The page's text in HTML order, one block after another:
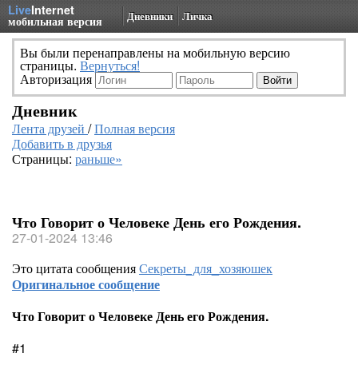
LiveInternet
мобильная версия Дневники Личка
Вы были перенаправлены на мобильную версию
страницы. Вернуться!
Авторизация
Дневник
Лента друзей /Полная версия
Добавить в друзья
Страницы: раньше»
Что Говорит о Человеке День его Рождения.
27-01-2024 13:46
Это цитата сообщенияСекреты_для_хозяюшек
Оригинальное сообщение
Что Говорит о Человеке День его Рождения.
#1